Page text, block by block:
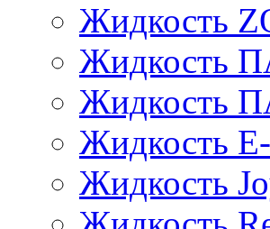
Жидкость
Жидкость
Жидкость
Жидкость
Жидкость